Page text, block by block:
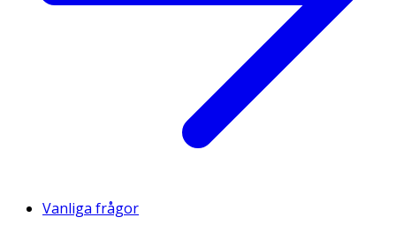
Vanliga frågor